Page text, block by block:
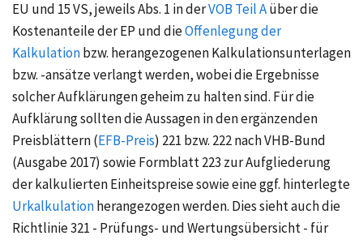
EU und 15 VS, jeweils Abs. 1 in derVOB Teil Aüber die
Kostenanteile der EP und dieOffenlegung der
Kalkulationbzw. herangezogenen Kalkulationsunterlagen
bzw. -ansätze verlangt werden, wobei die Ergebnisse
solcher Aufklärungen geheim zu halten sind. Für die
Aufklärung sollten die Aussagen in den ergänzenden
Preisblättern (EFB-Preis) 221 bzw. 222 nach VHB-Bund
(Ausgabe 2017) sowie Formblatt 223 zur Aufgliederung
der kalkulierten Einheitspreise sowie eine ggf. hinterlegte
Urkalkulationherangezogen werden. Dies sieht auch die
Richtlinie 321 - Prüfungs- und Wertungsübersicht - für